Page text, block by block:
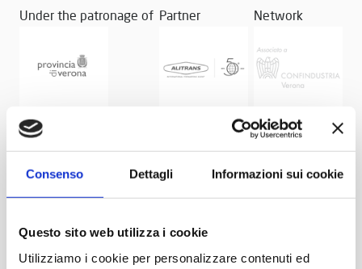
Consenso Dettagli Informazioni sui cookie
Questo sito web utilizza i cookie
Utilizziamo i cookie per personalizzare contenuti ed
Under the patronage of Partner Network